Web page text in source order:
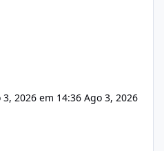
3, 2026 em 14:36 Ago 3, 2026